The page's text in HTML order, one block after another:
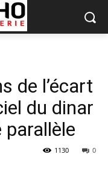
de l’écart
du dinar
0
1130